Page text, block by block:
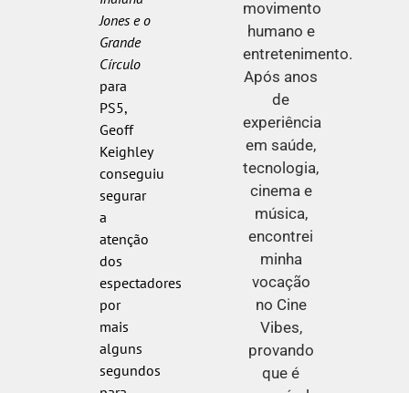
Jones e o
Grande
Círculo
para
PS5,
Geoff
Keighley
conseguiu
segurar
a
atenção
dos
espectadores
por
mais
alguns
segundos
movimento
humano e
entretenimento.
Após anos
de
experiência
em saúde,
tecnologia,
cinema e
música,
encontrei
minha
vocação
no Cine
Vibes,
provando
que é